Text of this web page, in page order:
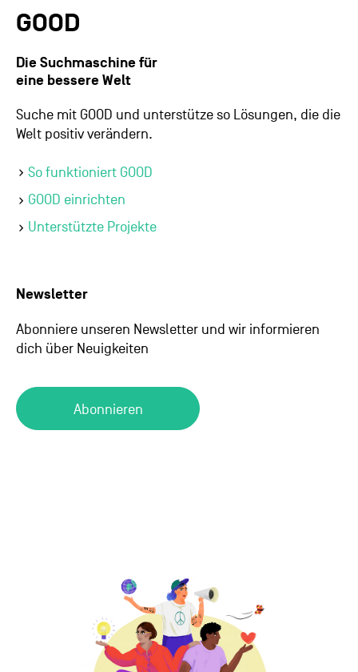
GOOD
Die Suchmaschine für
eine bessere Welt
Suche mit GOOD und unterstütze so Lösungen, die die
Welt positiv verändern.
So funktioniert GOOD
GOOD einrichten
Unterstützte Projekte
Newsletter
Abonniere unseren Newsletter und wir informieren
dich über Neuigkeiten
Abonnieren